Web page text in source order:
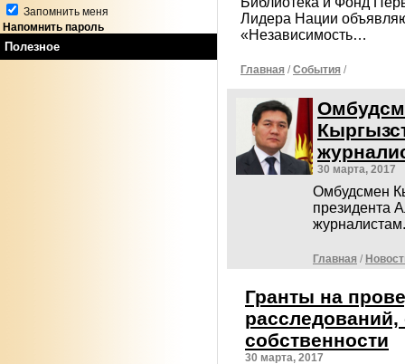
Запомнить меня
Напомнить пароль
Полезное
Лидера Нации
«Независимость…
Главная /События /
30 марта, 2017
Омбудсмен
президента
Главная /
Гранты на
собственности
30 марта, 2017